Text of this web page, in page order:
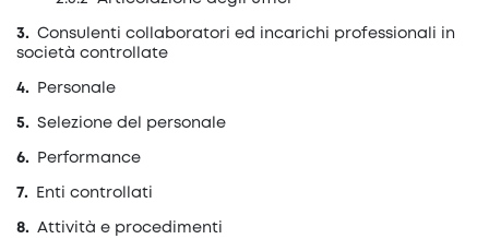
Consulenti collaboratori ed incarichi professionali in
società controllate
Personale
Selezione del personale
Performance
Enti controllati
Attività e procedimenti